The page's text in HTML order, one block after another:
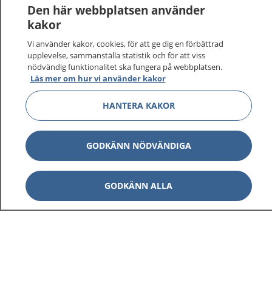
1177–tryggt om din hälsa och vård
På 1177.se får du råd om hälsa och information om
sjukdomar och vilka mottagningar du kan kontakta.
Logga in för att läsa din journal och göra dina
vårdärenden. Ring telefonnummer 1177 för
sjukvårdsrådgivning dygnet runt.
1177 ger dig råd när du vill må bättre.
1177 på flera språk Visa
Den här webbplatsen använder
kakor
Vi använder kakor, cookies, för att ge dig en förbättrad
upplevelse, sammanställa statistik och för att viss
nödvändig funktionalitet ska fungera på webbplatsen.
Läs mer om hur vi använder kakor
HANTERA KAKOR
GODKÄNN NÖDVÄNDIGA
GODKÄNN ALLA